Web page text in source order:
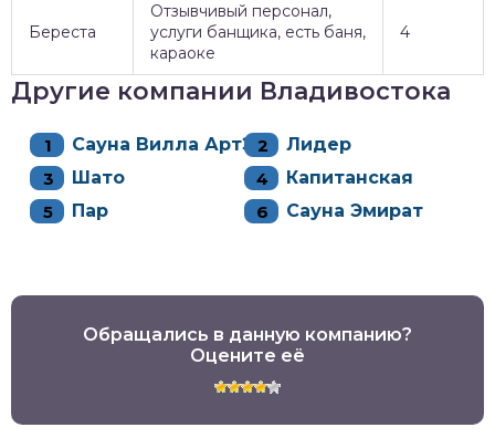
Береста
Отзывчивый персонал,
услуги банщика, есть баня,
караоке
4
Другие компании Владивостока
Сауна Вилла АртЭ
Лидер
Шато
Капитанская
Пар
Сауна Эмират
Обращались в данную компанию?
Оцените её